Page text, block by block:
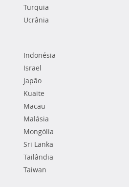
Turquia
Ucrânia
Indonésia
Israel
Japão
Kuaite
Macau
Malásia
Mongólia
Sri Lanka
Tailândia
Taiwan